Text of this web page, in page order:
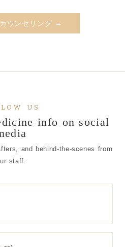
ウンセリング →
US
info on social
and behind-the-scenes from
staff.